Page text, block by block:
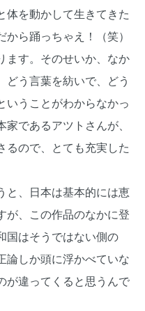
を動かして生きてきた
ら踊っちゃえ！（笑）
ます。そのせいか、なか
どう言葉を紡いで、どう
いうことがわからなかっ
であるアツトさんが、
るので、とても充実した
、日本は基本的には恵
が、この作品のなかに登
国はそうではない側の
論しか頭に浮かべていな
が違ってくると思うんで